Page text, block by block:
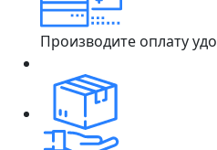
Производите оплату